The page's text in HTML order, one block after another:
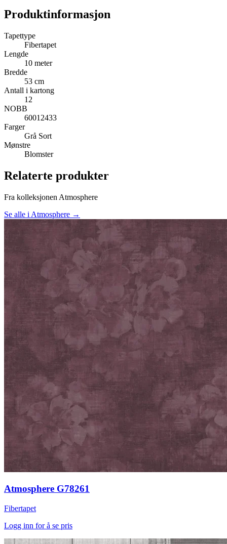
Produktinformasjon
Tapettype
Fibertapet
Lengde
10 meter
Bredde
53 cm
Antall i kartong
12
NOBB
60012433
Farger
Grå Sort
Mønstre
Blomster
Relaterte produkter
Fra kolleksjonen Atmosphere
Se alle i Atmosphere →
Atmosphere G78261
Fibertapet
Logg inn for å se pris